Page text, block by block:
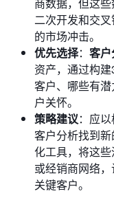
二次开发和交
的市场冲击。
优先选择： 客
资产，通过构
客户、哪些有
户关怀。
策略建议：应
客户分析找到
化工具，将这
或经销商网络
关键客户。